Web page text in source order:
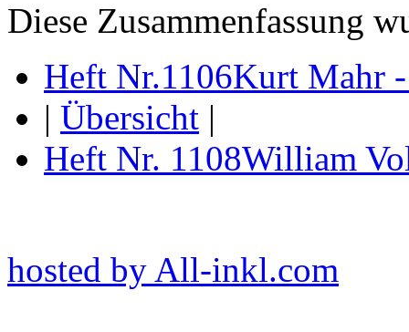
Diese Zusammenfassung
Heft Nr.1106Kurt Mahr
| Übersicht |
Heft Nr. 1108William
hosted by All-inkl.com